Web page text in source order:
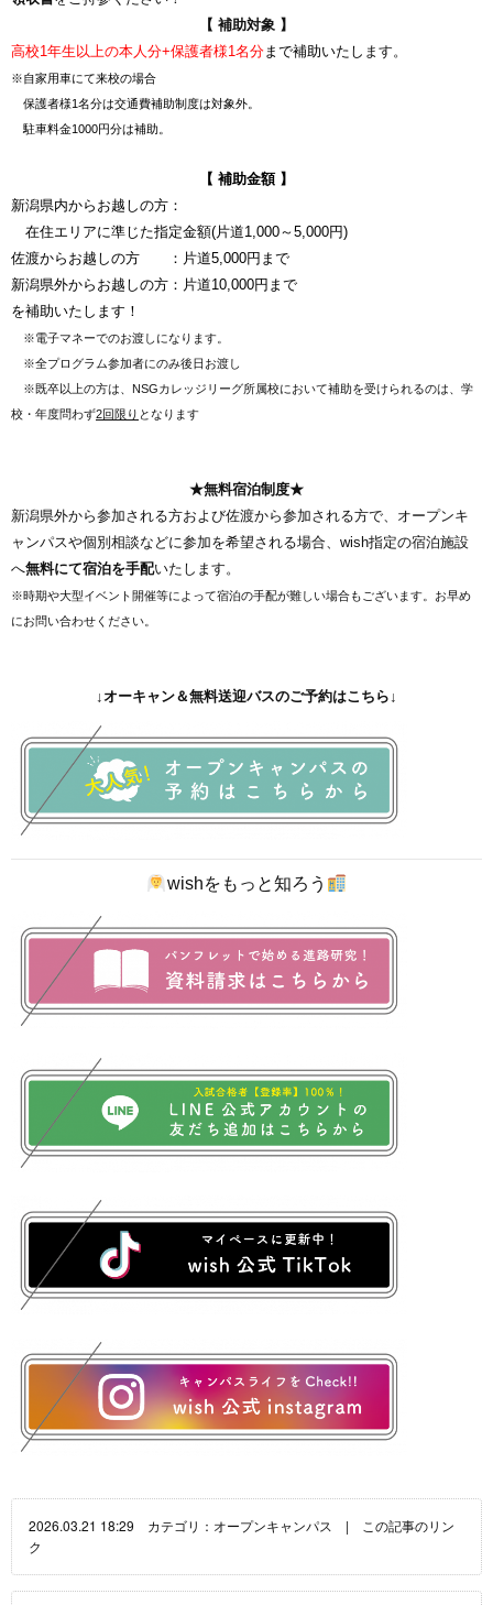
【 補助対象 】
高校1年生以上の本人分+保護者様1名分まで補助いたし ます。
※自家用車にて来校の場合
保護者様1名分は交通費補助制度は対象外。
駐車料金1000円分は補助。
【 補助金額 】
新潟県内からお越しの方：
在住エリアに準じた指定金額(片道1,000～5,000円)
佐渡からお越しの方 ：片道5,000円まで
新潟県外からお越しの方：片道10,000円まで
を補助いたします！
※電子マネーでのお渡しになります。
※全プログラム参加者にのみ後日お渡し
※既卒以上の方は、NSGカレッジリーグ所属校において補助を受けられるのは、学
校・年度問わず2回限り となります
★無料宿泊制度★
新潟県外から参加される方および佐渡から参加される方で、オープンキ
ャンパスや個別相談などに参加を希望される場合、wish指定の宿泊施設
へ無料にて宿泊を手配いたします。
※時期や大型イベント開催等によって宿泊の手配が難しい場合もございます。 お早め
にお問い合わせください。
↓オーキャン＆無料送迎バスのご予約はこちら↓
wishをもっと知ろう
2026.03.21 18:29 カテゴリ： オープンキャンパス | この記事のリン
ク